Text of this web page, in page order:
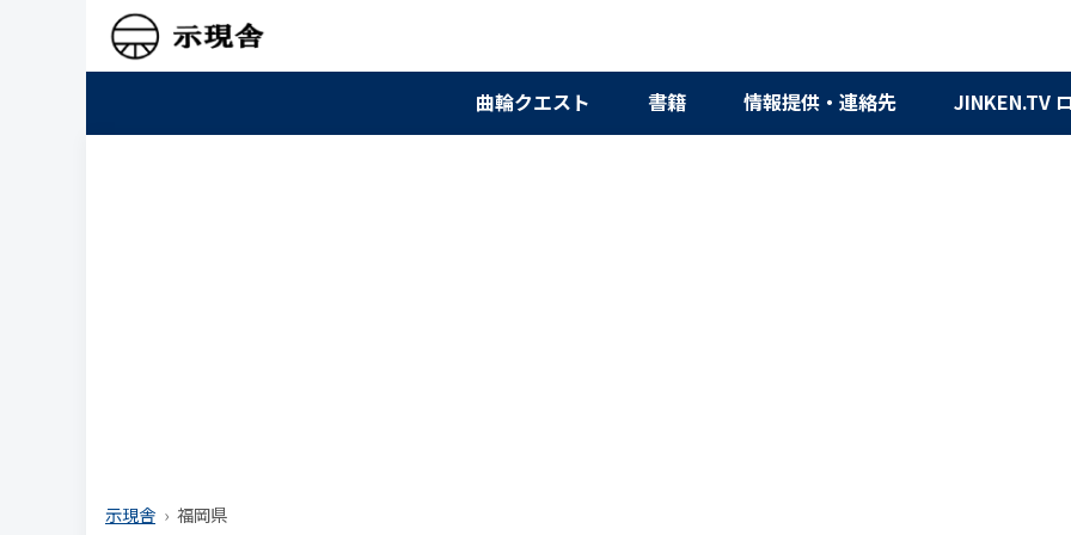
曲輪クエスト 書籍 情報提供・連絡先 JINKEN.TV
示現舎 福岡県